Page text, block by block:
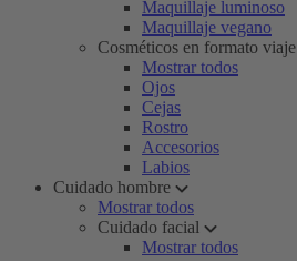
Maquillaje luminoso
Maquillaje vegano
Cosméticos en formato viaje
Mostrar todos
Ojos
Cejas
Rostro
Accesorios
Labios
Cuidado hombre
Mostrar todos
Cuidado facial
Mostrar todos